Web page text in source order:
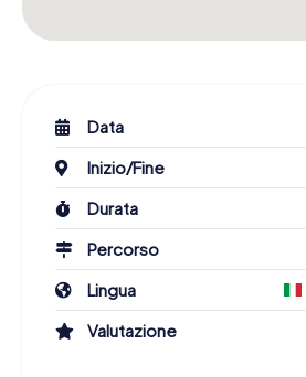
Data
Inizio/Fine
Durata
Percorso
Lingua
Valutazione